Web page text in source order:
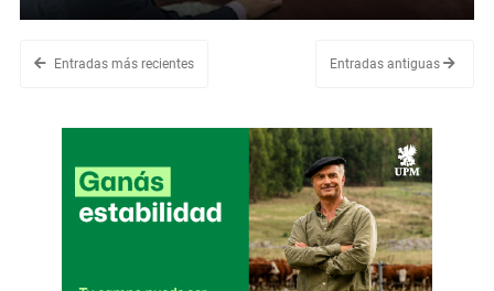
Entradas más recientes Entradas antiguas